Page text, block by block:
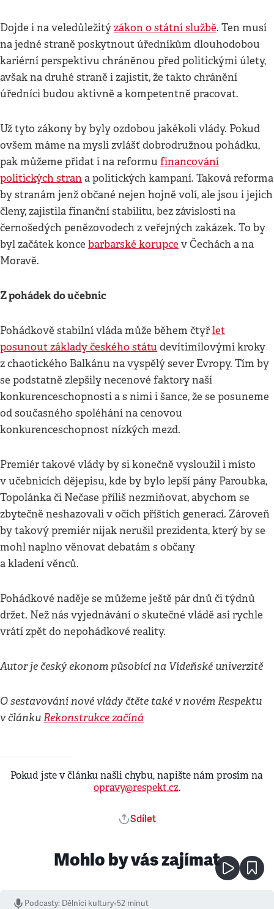
Dojde i na veledůležitýzákon o státní službě. Ten musí
na jedné straně poskytnout úředníkům dlouhodobou
kariérní perspektivu chráněnou před politickými úlety,
avšak na druhé straně i zajistit, že takto chránění
úředníci budou aktivně a kompetentně pracovat.
Už tyto zákony by byly ozdobou jakékoli vlády. Pokud
ovšem máme na mysli zvlášť dobrodružnou pohádku,
pak můžeme přidat i na reformu financování
politických strana politických kampaní. Taková reforma
by stranám jenž občané nejen hojně volí, ale jsou i jejich
členy, zajistila finanční stabilitu, bez závislosti na
černošedých penězovodech z veřejných zakázek. To by
byl začátek konce barbarské korupce v Čechách a na
Moravě.
Z pohádek do učebnic
Pohádkově stabilní vláda může během čtyřlet
posunout základy českého státu devítimílovými kroky
z chaotického Balkánu na vyspělý sever Evropy. Tím by
se podstatně zlepšily necenové faktory naší
konkurenceschopnosti a s nimi i šance, že se posuneme
od současného spoléhání na cenovou
konkurenceschopnost nízkých mezd.
Premiér takové vlády by si konečně vysloužil i místo
v učebnicích dějepisu, kde by bylo lepší pány Paroubka,
Topolánka či Nečase příliš nezmiňovat, abychom se
zbytečně neshazovali v očích příštích generací. Zároveň
by takový premiér nijak nerušil prezidenta, který by se
mohl naplno věnovat debatám s občany
a kladení věnců.
Pohádkové naděje se můžeme ještě pár dnů či týdnů
držet. Než nás vyjednávání o skutečné vládě asi rychle
vrátí zpět do nepohádkové reality.
Autor je český ekonom působící na Vídeňské univerzitě
O sestavování nové vlády čtěte také v novém Respektu
v článkuRekonstrukce začíná
Pokud jste v článku našli chybu, napište nám prosím na
opravy@respekt.cz.
Sdílet
Mohlo by vás zajímat
Podcasty: Dělníci kultury•52 minut